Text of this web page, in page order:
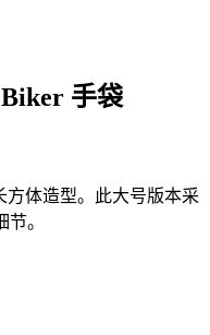
手袋
方体造型。此大号版本采
。